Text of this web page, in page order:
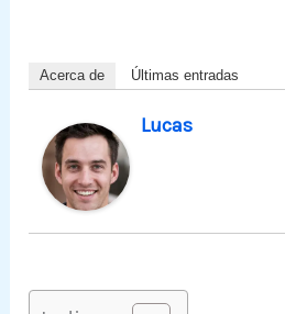
Acerca de Últimas entradas
Lucas